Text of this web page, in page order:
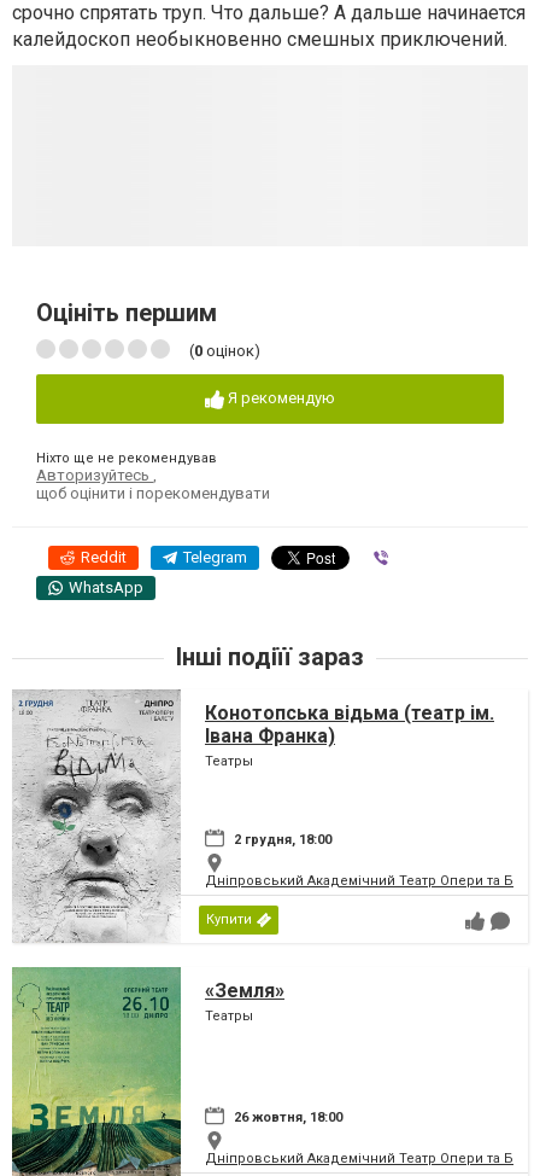
срочно спрятать труп. Что дальше? А дальше начинается
калейдоскоп необыкновенно смешных приключений.
Оцініть першим
(0 оцінок)
Я рекомендую
Ніхто ще не рекомендував
Авторизуйтесь
щоб оцінити і порекомендувати
Reddit Telegram
WhatsApp
Інші подіїї зараз
Конотопська відьма (театр ім.
Івана Франка)
Театры
2 грудня, 18:00
Дніпровський Академічний Театр Опери та
Купити
«Земля»
Театры
26 жовтня, 18:00
Дніпровський Академічний Театр Опери та